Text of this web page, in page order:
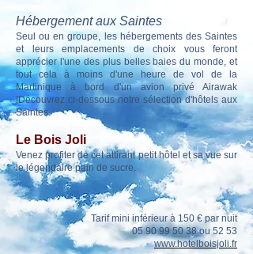
Hébergement aux Saintes
Seul ou en groupe, les hébergements des Saintes
et leurs emplacements de choix vous feront
apprécier l'une des plus belles baies du monde, et
tout cela à moins d'une heure de vol de la
Martinique à bord d'un avion privé Airawak
!Découvrez ci-dessous notre sélection d'hôtels aux
Saintes.
Le Bois Joli
Venez profiter de cet attirant petit hôtel et sa vue sur
le légendaire pain de sucre.
Tarif mini inférieur à 150 € par nuit
05 90 99 50 38ou 52 53
www.hotelboisjoli.fr